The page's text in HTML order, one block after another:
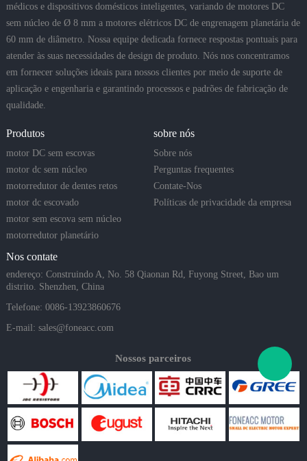
médicos e dispositivos domésticos inteligentes, variando de motores DC
sem núcleo de Ø 8 mm a motores elétricos DC de engrenagem planetária de
60 mm de diâmetro. Nossa equipe dedicada fornece respostas pontuais para
atender às suas necessidades de design de produto. Nós nos concentramos
em fornecer soluções ideais para nossos clientes por meio de suporte de
aplicação e engenharia e garantindo processos e padrões de fabricação de
qualidade.
Produtos
motor DC sem escovas
motor dc sem núcleo
motorredutor de dentes retos
motor dc escovado
motor sem escova sem núcleo
motorredutor planetário
sobre nós
Sobre nós
Perguntas frequentes
Contate-Nos
Políticas de privacidade da empresa
Nos contate
endereço: Construindo A, No. 58 Qiaonan Rd, Fuyong Street, Bao um
distrito. Shenzhen, China
Telefone: 0086-13923860676
E-mail: sales@foneacc.com
Nossos parceiros